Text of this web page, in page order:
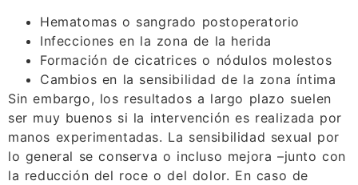
Hematomas o sangrado postoperatorio
Infecciones en la zona de la herida
Formación de cicatrices o nódulos molestos
Cambios en la sensibilidad de la zona íntima
Sin embargo, los resultados a largo plazo suelen
ser muy buenos si la intervención es realizada por
manos experimentadas. La sensibilidad sexual por
lo general se conserva o incluso mejora –junto con
la reducción del roce o del dolor. En caso de